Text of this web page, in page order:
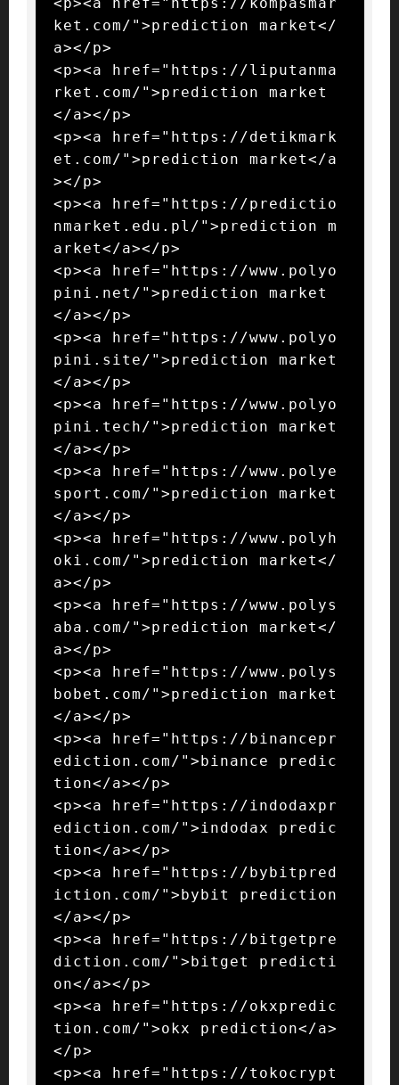
ket.com/">prediction market</
a></p>
<p><a href="https://liputanma
rket.com/">prediction market
</a></p>
<p><a href="https://detikmark
et.com/">prediction market</a
></p>
<p><a href="https://predictio
nmarket.edu.pl/">prediction m
arket</a></p>
<p><a href="https://www.polyo
pini.net/">prediction market
</a></p>
<p><a href="https://www.polyo
pini.site/">prediction market
</a></p>
<p><a href="https://www.polyo
pini.tech/">prediction market
</a></p>
<p><a href="https://www.polye
sport.com/">prediction market
</a></p>
<p><a href="https://www.polyh
oki.com/">prediction market</
a></p>
<p><a href="https://www.polys
aba.com/">prediction market</
a></p>
<p><a href="https://www.polys
bobet.com/">prediction market
</a></p>
<p><a href="https://binancepr
ediction.com/">binance predic
tion</a></p>
<p><a href="https://indodaxpr
ediction.com/">indodax predic
tion</a></p>
<p><a href="https://bybitpred
iction.com/">bybit prediction
</a></p>
<p><a href="https://bitgetpre
diction.com/">bitget predicti
on</a></p>
<p><a href="https://okxpredic
tion.com/">okx prediction</a>
</p>
<p><a href="https://tokocrypt